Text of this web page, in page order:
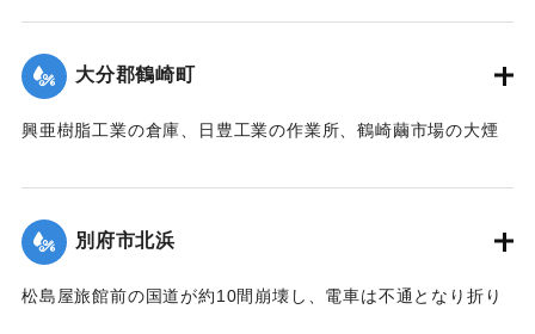
｜固有コード:00474057
大分郡鶴崎町
興亜樹脂工業の倉庫、日豊工業の作業所、鶴崎繭市場の大煙
の損害などもあった。
【出典：大分合同新聞 1942年8月28日発行夕刊2面】
｜固有コード:00474058
別府市北浜
松島屋旅館前の国道が約10間崩壊し、電車は不通となり折り